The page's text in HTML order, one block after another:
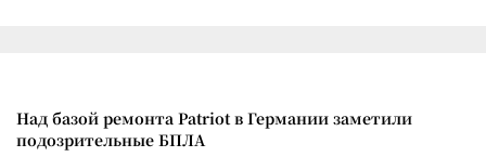
Над базой ремонта Patriot в Германии заметили
подозрительные БПЛА